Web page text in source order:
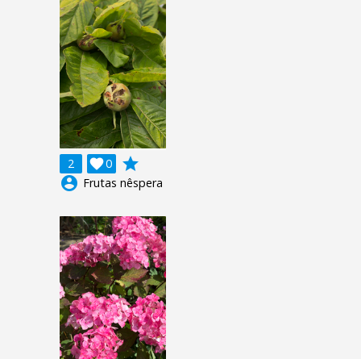
2 0

grade
account_circle Frutas nêspera